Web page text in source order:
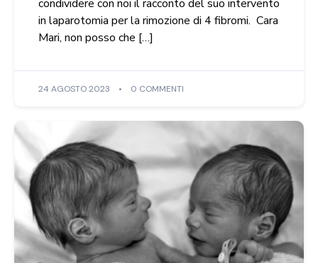
condividere con noi il racconto del suo intervento
in laparotomia per la rimozione di 4 fibromi. Cara
Mari, non posso che […]
24 AGOSTO 2023 0 COMMENTI